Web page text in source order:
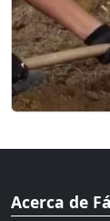
Acerca de